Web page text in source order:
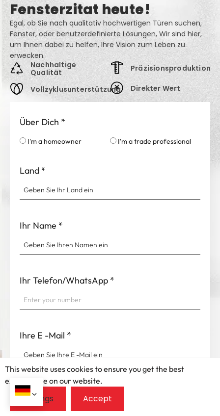
Fensterzitat heute!
Egal, ob Sie nach qualitativ hochwertigen Türen suchen,
Fenster, oder benutzerdefinierte Lösungen, Wir sind hier,
um Ihnen dabei zu helfen, Ihre Vision zum Leben zu
erwecken.
Nachhaltige
Qualität
Vollzyklusunterstützung
Präzisionsproduktion
Direkter Wert
Über Dich *
I'm a homeowner I'm a trade professional
Land *
Ihr Name *
Ihr Telefon/WhatsApp *
Ihre E -Mail *
Nachricht*
This website uses cookies to ensure you get the best
exprerience on our website.